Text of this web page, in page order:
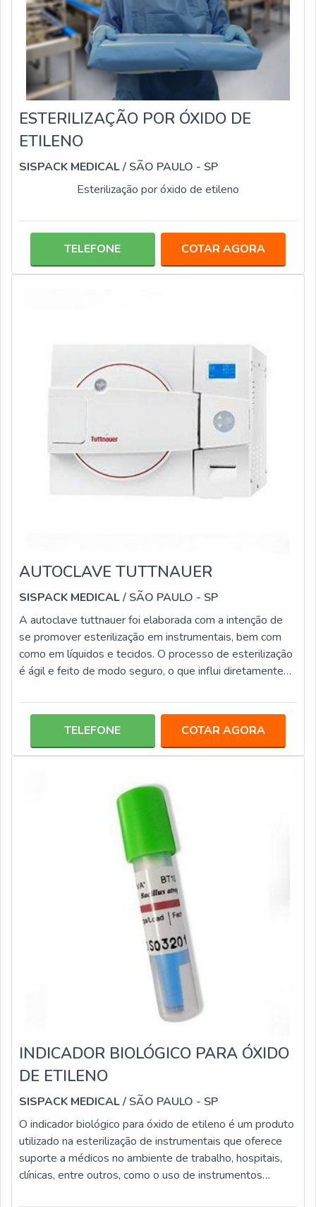
ESTERILIZAÇÃO POR ÓXIDO DE
ETILENO
SISPACK MEDICAL/ SÃO PAULO - SP
Esterilização por óxido de etileno
TELEFONE COTAR AGORA
AUTOCLAVE TUTTNAUER
SISPACK MEDICAL/ SÃO PAULO - SP
A autoclave tuttnauer foi elaborada com a intenção de
se promover esterilização em instrumentais, bem com
como em líquidos e tecidos. O processo de esterilização
é ágil e feito de modo seguro, o que influi diretamente
precisão de um encanamento especial ou mesmo uma
instalada.INFORMAÇÕES RELEVANTES ACERCA DA
AUTOCLAVE Conta com uma função de escape rápido, o
TELEFONE COTAR AGORA
INDICADOR BIOLÓGICO PARA ÓXIDO
DE ETILENO
SISPACK MEDICAL/ SÃO PAULO - SP
O indicador biológico para óxido de etileno é um produto
utilizado na esterilização de instrumentais que oferece
suporte a médicos no ambiente de trabalho, hospitais,
clínicas, entre outros, como o uso de instrumentos